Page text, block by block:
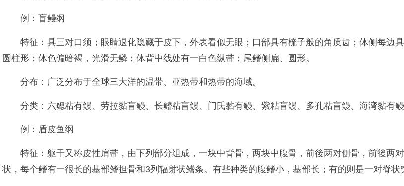
例：盲鳗纲
特征：具三对口须；眼睛退化隐藏于皮下，外表看似无眼；口部具有梳子般的角质齿；体侧每边
圆柱形；体色偏暗褐，光滑无鳞；体背中线处有一白色纵带；尾鳍侧扁、圆形。
分布：广泛分布于全球三大洋的温带、亚热带和热带的海域。
分类：六鳃粘有鳗、劳拉黏盲鳗、长鳍粘盲鳗、门氏黏有鳗、紫粘盲鳗、多孔粘盲鳗、海湾黏有
例：盾皮鱼纲
特征：躯干又称皮性肩带，由下列部分组成，一块中背骨，两块中腹骨，前後两对侧骨，前後两
状，每个鳍有一很长的基部鳍担骨和3列辐射状鳍条。有些种类的腹鳍小，基部长；有的则是一对脊状